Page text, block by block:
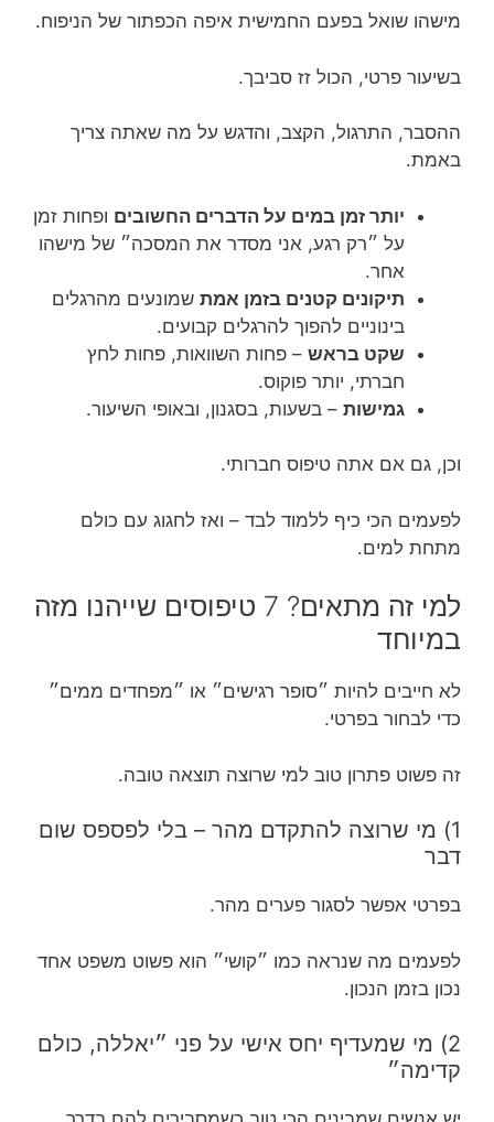
מישהו שואל בפעם החמישית איפה הכפתור של הניפוח.
בשיעור פרטי, הכול זז סביבך.
ההסבר, התרגול, הקצב, והדגש על מה שאתה צריך
באמת.
יותר זמן במים על הדברים החשובים ופחות זמן
על ״רק רגע, אני מסדר את המסכה״ של מישהו
אחר.
תיקונים קטנים בזמן אמת שמונעים מהרגלים
בינוניים להפוך להרגלים קבועים.
שקט בראש – פחות השוואות, פחות לחץ
חברתי, יותר פוקוס.
גמישות – בשעות, בסגנון, ובאופי השיעור.
וכן, גם אם אתה טיפוס חברותי.
לפעמים הכי כיף ללמוד לבד – ואז לחגוג עם כולם
מתחת למים.
למי זה מתאים? 7 טיפוסים שייהנו מזה
במיוחד
לא חייבים להיות ״סופר רגישים״ או ״מפחדים ממים״
כדי לבחור בפרטי.
זה פשוט פתרון טוב למי שרוצה תוצאה טובה.
1) מי שרוצה להתקדם מהר – בלי לפספס שום
דבר
בפרטי אפשר לסגור פערים מהר.
לפעמים מה שנראה כמו ״קושי״ הוא פשוט משפט אחד
נכון בזמן הנכון.
2) מי שמעדיף יחס אישי על פני ״יאללה, כולם
קדימה״